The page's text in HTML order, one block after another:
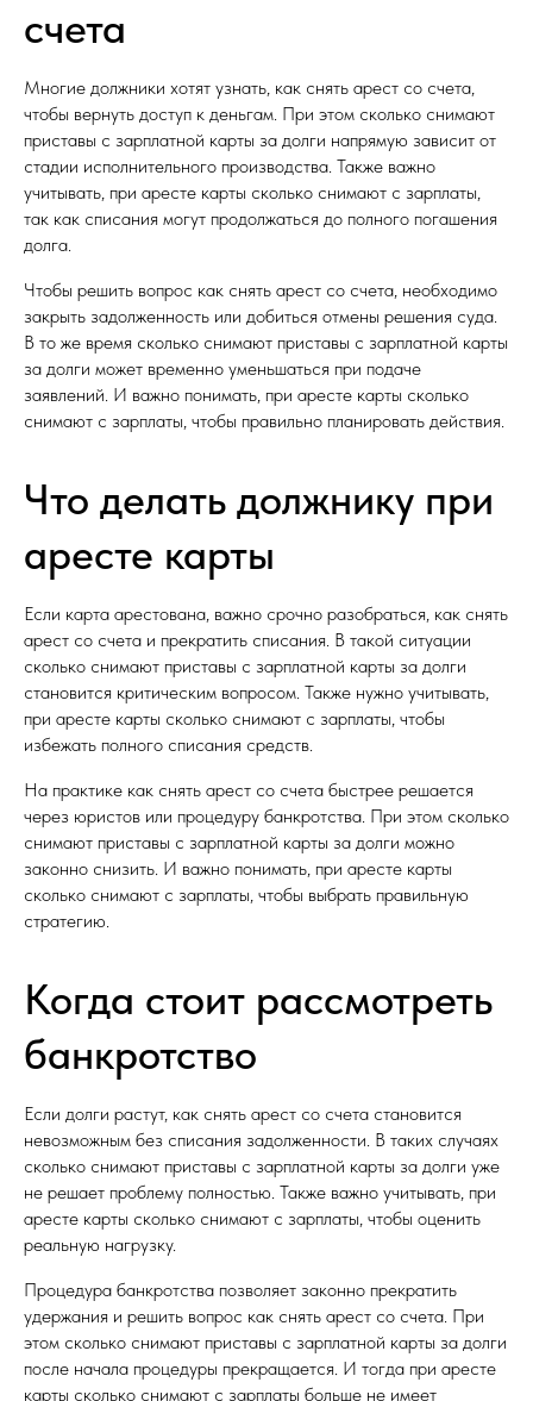
счета
Многие должники хотят узнать, как снять арест со счета,
чтобы вернуть доступ к деньгам. При этом сколько снимают
приставы с зарплатной карты за долги напрямую зависит от
стадии исполнительного производства. Также важно
учитывать, при аресте карты сколько снимают с зарплаты,
так как списания могут продолжаться до полного погашения
долга.
Чтобы решить вопрос как снять арест со счета, необходимо
закрыть задолженность или добиться отмены решения суда.
В то же время сколько снимают приставы с зарплатной карты
за долги может временно уменьшаться при подаче
заявлений. И важно понимать, при аресте карты сколько
снимают с зарплаты, чтобы правильно планировать действия.
Что делать должнику при
аресте карты
Если карта арестована, важно срочно разобраться, как снять
арест со счета и прекратить списания. В такой ситуации
сколько снимают приставы с зарплатной карты за долги
становится критическим вопросом. Также нужно учитывать,
при аресте карты сколько снимают с зарплаты, чтобы
избежать полного списания средств.
На практике как снять арест со счета быстрее решается
через юристов или процедуру банкротства. При этом сколько
снимают приставы с зарплатной карты за долги можно
законно снизить. И важно понимать, при аресте карты
сколько снимают с зарплаты, чтобы выбрать правильную
стратегию.
Когда стоит рассмотреть
банкротство
Если долги растут, как снять арест со счета становится
невозможным без списания задолженности. В таких случаях
сколько снимают приставы с зарплатной карты за долги уже
не решает проблему полностью. Также важно учитывать, при
аресте карты сколько снимают с зарплаты, чтобы оценить
реальную нагрузку.
Процедура банкротства позволяет законно прекратить
удержания и решить вопрос как снять арест со счета. При
этом сколько снимают приставы с зарплатной карты за долги
после начала процедуры прекращается. И тогда при аресте
карты сколько снимают с зарплаты больше не имеет